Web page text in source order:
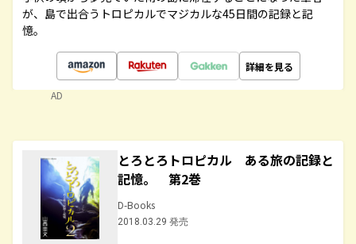
が、島で出合うトロピカルでマジカルな45日間の記録と記
憶。
詳細を見る
AD
とろとろトロピカル ある旅の記録と
記憶。 第2巻
D-Books
2018.03.29 発売